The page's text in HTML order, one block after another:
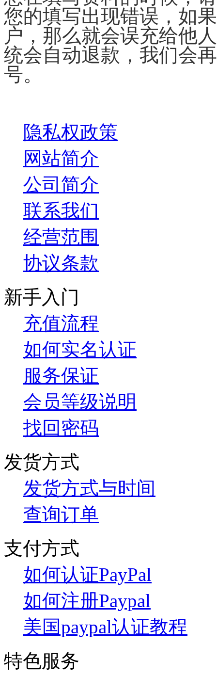
您的填写出现错误，如
户，那么就会误充给他
统会自动退款，我们会
号。
隐私权政策
网站简介
公司简介
联系我们
经营范围
协议条款
新手入门
充值流程
如何实名认证
服务保证
会员等级说明
找回密码
发货方式
发货方式与时间
查询订单
支付方式
如何认证PayPal
如何注册Paypal
美国paypal认证教程
特色服务